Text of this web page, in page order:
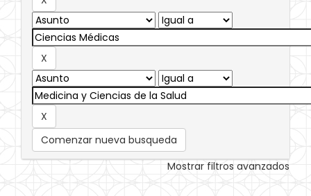
Comenzar nueva busqueda
Mostrar filtros avanzados